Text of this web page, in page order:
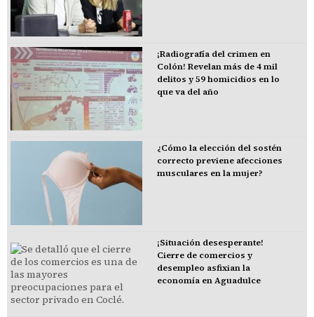
¡Radiografía del crimen en
Colón! Revelan más de 4 mil
delitos y 59 homicidios en lo
que va del año
¿Cómo la elección del sostén
correcto previene afecciones
musculares en la mujer?
¡Situación desesperante!
Cierre de comercios y
desempleo asfixian la
economía en Aguadulce